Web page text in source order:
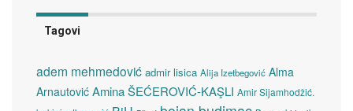
Tagovi
adem mehmedović admir lisica Alija Izetbegović Alma
Arnautović Amina ŠEĆEROVIĆ-KAŞLI Amir Sijamhodžić.